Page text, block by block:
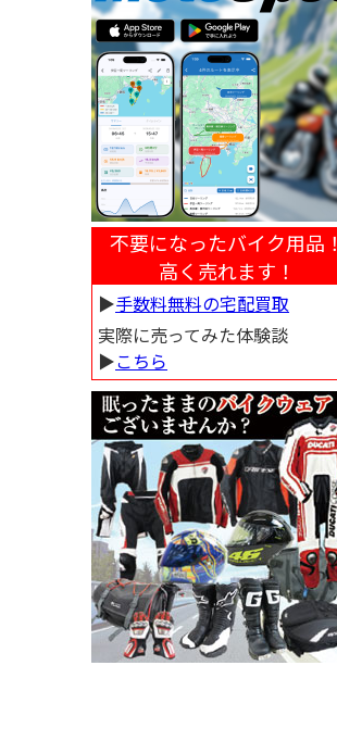
不要になったバイク用品！
高く売れます！
▶︎手数料無料の宅配買取
実際に売ってみた体験談
▶︎こちら